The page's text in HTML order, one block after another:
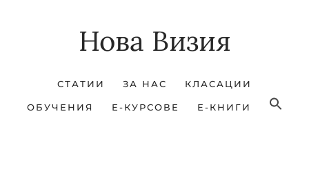
Нова Визия
СТАТИИ ЗА НАС КЛАСАЦИИ
ОБУЧЕНИЯ Е-КУРСОВЕ Е-КНИГИ